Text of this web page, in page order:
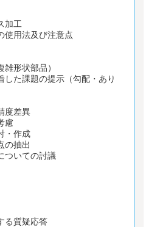
加工
使用法及び注意点
雑形状部品）
した課題の提示（勾配・あり
度差異
慮
・作成
の抽出
ついての討議
る質疑応答